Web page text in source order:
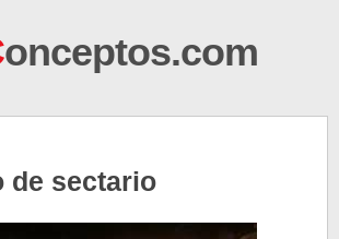
onceptos.com
de sectario